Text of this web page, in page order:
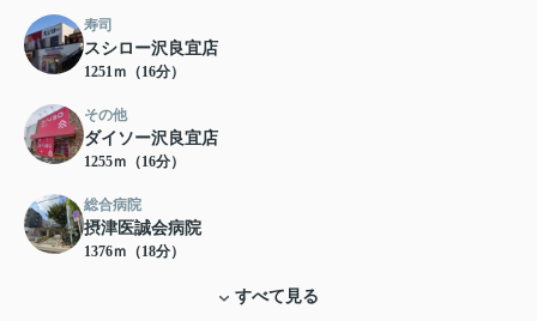
寿司
スシロー沢良宜店
1251ｍ（16分）
その他
ダイソー沢良宜店
1255ｍ（16分）
総合病院
摂津医誠会病院
1376ｍ（18分）
すべて見る